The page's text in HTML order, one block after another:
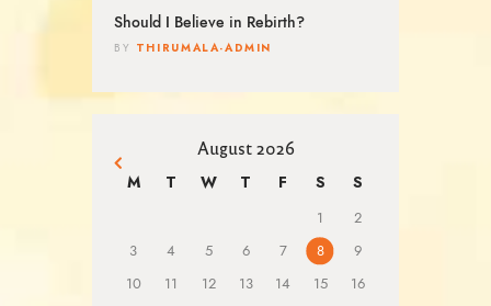
Should I Believe in Rebirth?
BY THIRUMALA-ADMIN
August 2026
M T W T F S S
1
2
3
4 5 6 7 8
9
10
11 12 13 14 15
16
« Mar